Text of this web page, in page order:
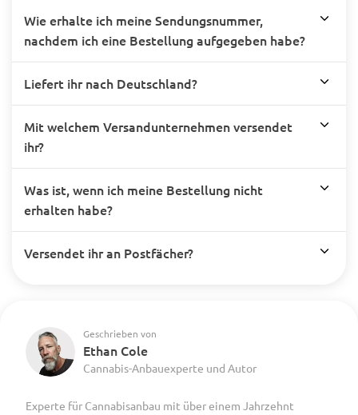
Wie erhalte ich meine Sendungsnummer,
nachdem ich eine Bestellung aufgegeben habe?
Liefert ihr nach Deutschland?
Mit welchem Versandunternehmen versendet
ihr?
Was ist, wenn ich meine Bestellung nicht
erhalten habe?
Versendet ihr an Postfächer?
Geschrieben von
Ethan Cole
Cannabis-Anbauexperte und Autor
Experte für Cannabisanbau mit über einem Jahrzehnt